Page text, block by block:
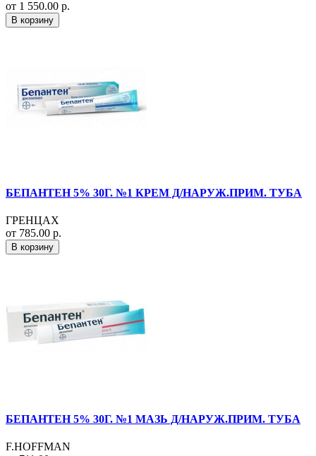
от 1 550.00 р.
В корзину
БЕПАНТЕН 5% 30Г. №1 КРЕМ Д/НАРУЖ.ПРИМ. ТУБА
ГРЕНЦАХ
от 785.00 р.
В корзину
БЕПАНТЕН 5% 30Г. №1 МАЗЬ Д/НАРУЖ.ПРИМ. ТУБА
F.HOFFMAN